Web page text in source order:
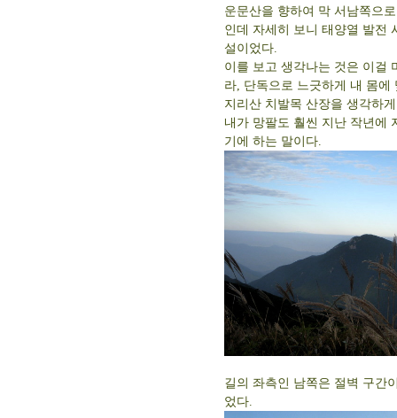
운문산을 향하여 막 서남쪽으
인데 자세히 보니 태양열 발전
설이었다.
이를 보고 생각나는 것은 이걸
라, 단독으로 느긋하게 내 몸
지리산 치발목 산장을 생각하
내가 망팔도 훨씬 지난 작년에
기에 하는 말이다.
길의 좌측인 남쪽은 절벽 구간
었다.